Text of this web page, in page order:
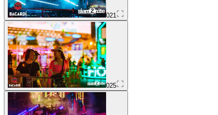
021
025